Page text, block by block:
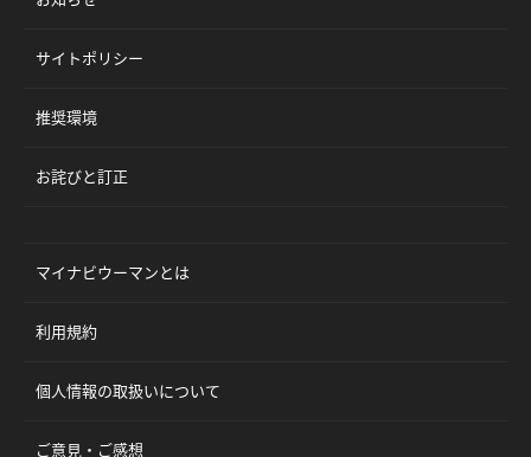
サイトポリシー
推奨環境
お詫びと訂正
マイナビウーマンとは
利用規約
個人情報の取扱いについて
ご意見・ご感想